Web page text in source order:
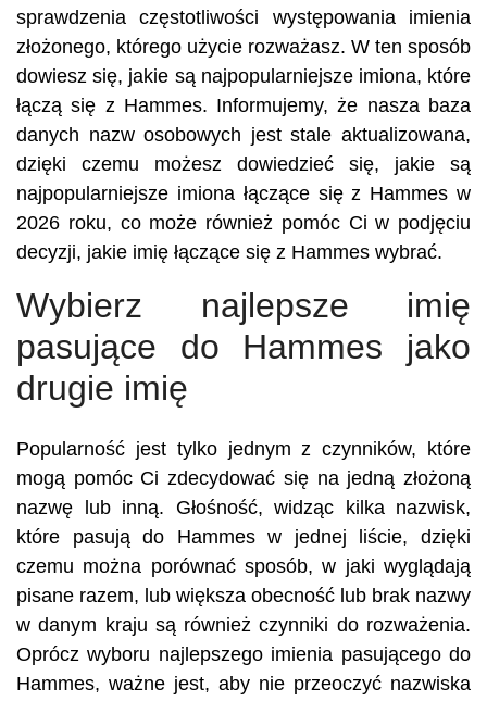
sprawdzenia częstotliwości występowania imienia
złożonego, którego użycie rozważasz. W ten sposób
dowiesz się, jakie są najpopularniejsze imiona, które
łączą się z Hammes. Informujemy, że nasza baza
danych nazw osobowych jest stale aktualizowana,
dzięki czemu możesz dowiedzieć się, jakie są
najpopularniejsze imiona łączące się z Hammes w
2026 roku, co może również pomóc Ci w podjęciu
decyzji, jakie imię łączące się z Hammes wybrać.
Wybierz najlepsze imię
pasujące do Hammes jako
drugie imię
Popularność jest tylko jednym z czynników, które
mogą pomóc Ci zdecydować się na jedną złożoną
nazwę lub inną. Głośność, widząc kilka nazwisk,
które pasują do Hammes w jednej liście, dzięki
czemu można porównać sposób, w jaki wyglądają
pisane razem, lub większa obecność lub brak nazwy
w danym kraju są również czynniki do rozważenia.
Oprócz wyboru najlepszego imienia pasującego do
Hammes, ważne jest, aby nie przeoczyć nazwiska